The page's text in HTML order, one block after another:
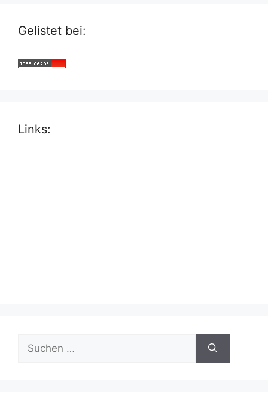
Gelistet bei:
Links:
nach: